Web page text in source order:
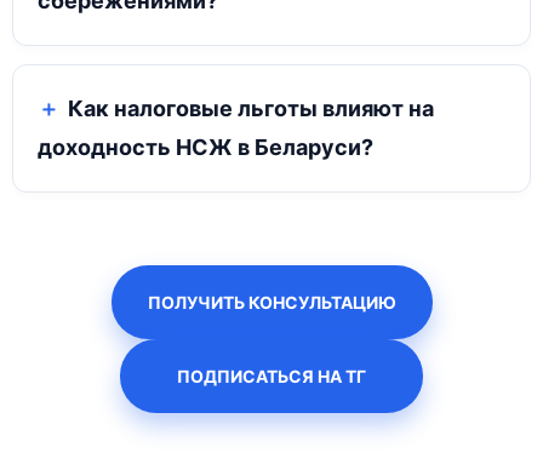
Как налоговые льготы влияют на
доходность НСЖ в Беларуси?
ПОЛУЧИТЬ КОНСУЛЬТАЦИЮ
ПОДПИСАТЬСЯ НА ТГ